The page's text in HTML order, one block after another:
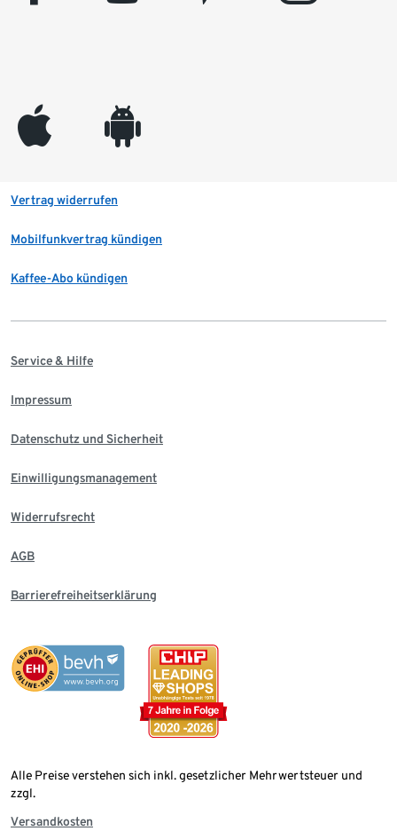
appleinc android
Vertrag widerrufen
Mobilfunkvertrag kündigen
Kaffee-Abo kündigen
Service & Hilfe
Impressum
Datenschutz und Sicherheit
Einwilligungsmanagement
Widerrufsrecht
AGB
Barrierefreiheitserklärung
Alle Preise verstehen sich inkl. gesetzlicher Mehrwertsteuer und
zzgl.
Versandkosten